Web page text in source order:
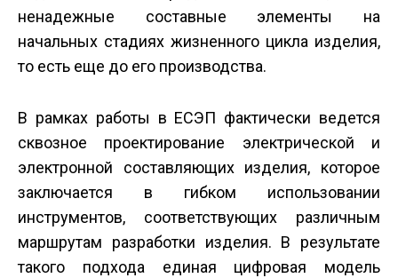
ненадежные составные элементы на
начальных стадиях жизненного цикла изделия,
то есть еще до его производства.
В рамках работы в ЕСЭП фактически ведется
сквозное проектирование электрической и
электронной составляющих изделия, которое
заключается в гибком использовании
инструментов, соответствующих различным
маршрутам разработки изделия. В результате
такого подхода единая цифровая модель